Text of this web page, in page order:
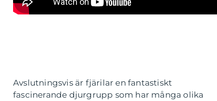
Avslutningsvis är fjärilar en fantastiskt
fascinerande djurgrupp som har många olika